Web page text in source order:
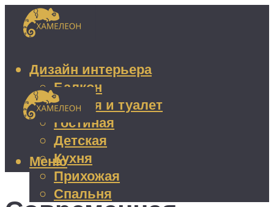
Дизайн интерьера
Балкон
Ванная и туалет
Гостиная
Детская
Кухня
Прихожая
Спальня
Меню